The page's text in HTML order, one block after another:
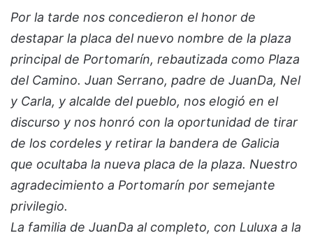
Por la tarde nos concedieron el honor de
destapar la placa del nuevo nombre de la plaza
principal de Portomarín, rebautizada como Plaza
del Camino. Juan Serrano, padre de JuanDa, Nel
y Carla, y alcalde del pueblo, nos elogió en el
discurso y nos honró con la oportunidad de tirar
de los cordeles y retirar la bandera de Galicia
que ocultaba la nueva placa de la plaza. Nuestro
agradecimiento a Portomarín por semejante
privilegio.
La familia de JuanDa al completo, con Luluxa a la